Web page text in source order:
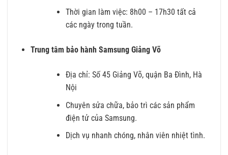
Thời gian làm việc: 8h00 – 17h30 tất cả
các ngày trong tuần.
Trung tâm bảo hành Samsung Giảng Võ
Địa chỉ: Số 45 Giảng Võ, quận Ba Đình, Hà
Nội
Chuyên sửa chữa, bảo trì các sản phẩm
điện tử của Samsung.
Dịch vụ nhanh chóng, nhân viên nhiệt tình.